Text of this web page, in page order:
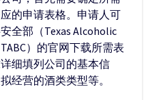
的申请表格。申请人可
全部（Texas Alcoholic
）的官网下载所需表
细填列公司的基本信
经营的酒类类型等。